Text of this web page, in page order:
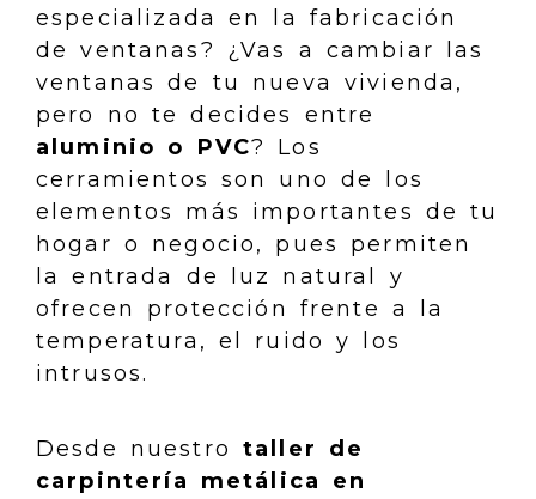
especializada en la fabricación
de ventanas? ¿Vas a cambiar las
ventanas de tu nueva vivienda,
pero no te decides entre
aluminio o PVC? Los
cerramientos son uno de los
elementos más importantes de tu
hogar o negocio, pues permiten
la entrada de luz natural y
ofrecen protección frente a la
temperatura, el ruido y los
intrusos.
Desde nuestro taller de
carpintería metálica en